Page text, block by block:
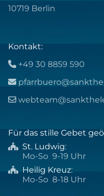
10719 Berlin
Kontakt:
 +49 30 8859 590


Für das stille Gebet
 St. Ludwig:
Mo-So 9-19 Uhr
 Heilig Kreuz:
Mo-So 8-18 Uhr